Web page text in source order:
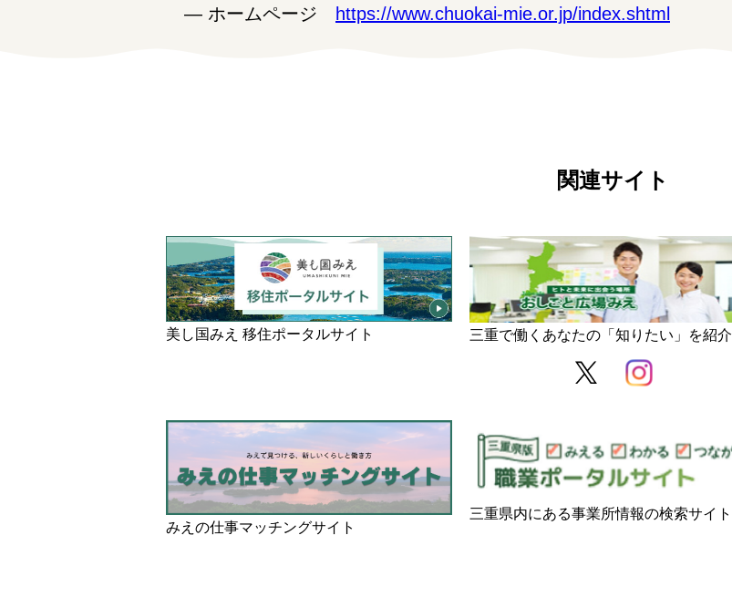
― ホームページ https://www.chuokai-mie.or.jp/index.shtml
関連サイト
美し国みえ 移住ポータルサイト 三重で働くあなたの「知りたい」を紹介
みえの仕事マッチングサイト
三重県内にある事業所情報の検索サイト